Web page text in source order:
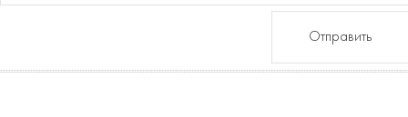
Отправить